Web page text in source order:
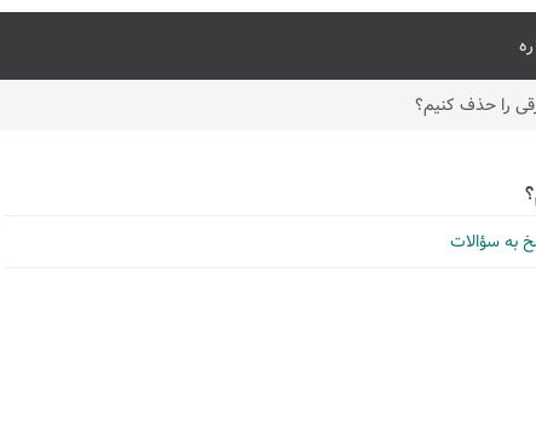
را حذف کنیم؟
به سؤالات